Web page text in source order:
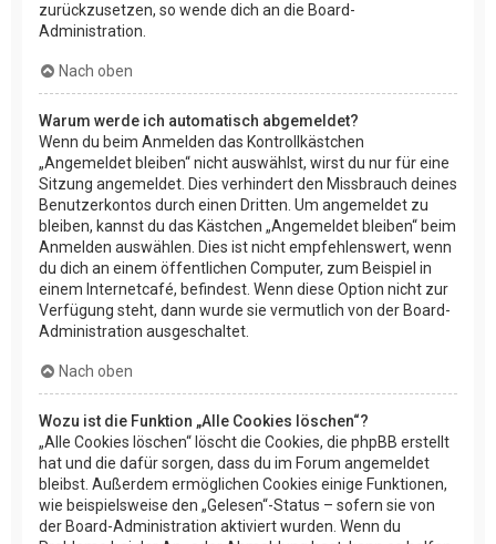
zurückzusetzen, so wende dich an die Board-
Administration.
Nach oben
Warum werde ich automatisch abgemeldet?
Wenn du beim Anmelden das Kontrollkästchen
„Angemeldet bleiben“ nicht auswählst, wirst du nur für eine
Sitzung angemeldet. Dies verhindert den Missbrauch deines
Benutzerkontos durch einen Dritten. Um angemeldet zu
bleiben, kannst du das Kästchen „Angemeldet bleiben“ beim
Anmelden auswählen. Dies ist nicht empfehlenswert, wenn
du dich an einem öffentlichen Computer, zum Beispiel in
einem Internetcafé, befindest. Wenn diese Option nicht zur
Verfügung steht, dann wurde sie vermutlich von der Board-
Administration ausgeschaltet.
Nach oben
Wozu ist die Funktion „Alle Cookies löschen“?
„Alle Cookies löschen“ löscht die Cookies, die phpBB erstellt
hat und die dafür sorgen, dass du im Forum angemeldet
bleibst. Außerdem ermöglichen Cookies einige Funktionen,
wie beispielsweise den „Gelesen“-Status – sofern sie von
der Board-Administration aktiviert wurden. Wenn du